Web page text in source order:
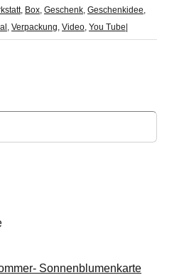
, Box Geschenk Geschenkidee
Verpackung Video You Tube|
Sonnenblumenkarte